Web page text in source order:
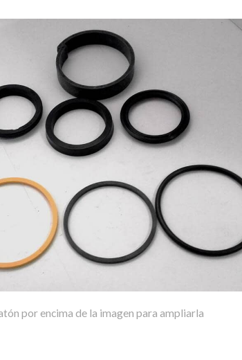
por encima de la imagen para ampliarla